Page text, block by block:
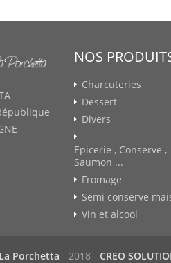
NOS
Charcuteries
Dessert
Divers
Epicerie , Conserve ,
Saumon ...
Fromage
Semi conserve
Vin et alcool
La Porchetta - 2018 - CREO